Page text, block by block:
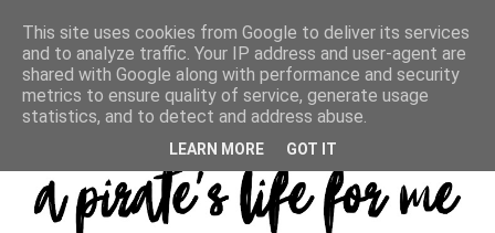
This site uses cookies from Google to deliver its services
and to analyze traffic. Your IP address and user-agent are
shared with Google along with performance and security
metrics to ensure quality of service, generate usage
statistics, and to detect and address abuse.
LEARN MORE GOT IT